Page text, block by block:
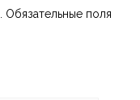
Обязательные поля